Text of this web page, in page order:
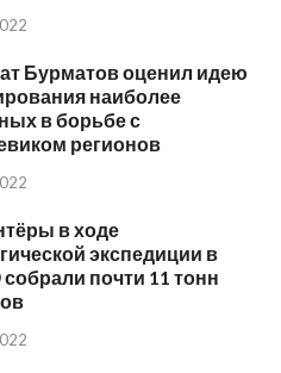
Бурматов оценил идею
наиболее
в борьбе с
регионов
в ходе
экспедиции в
почти 11 тонн